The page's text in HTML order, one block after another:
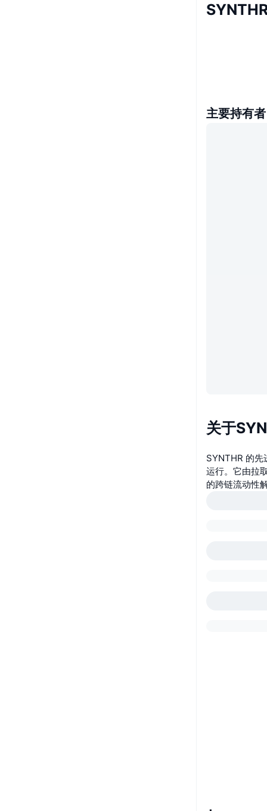
主要持有者
关于
SYNTHR 的先
运行。它由拉
的跨链流动性